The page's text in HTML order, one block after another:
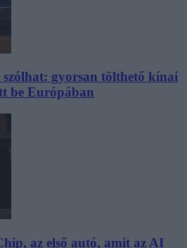
gyorsan tölthető kínai
be Európában
az első autó, amit az AI